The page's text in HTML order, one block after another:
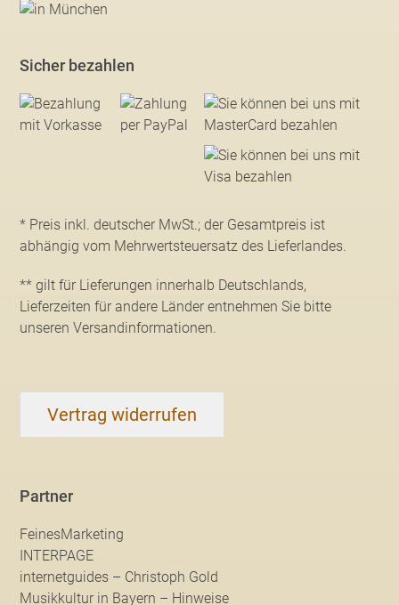
Sicher bezahlen
* Preis inkl. deutscher MwSt.; der Gesamtpreis ist
abhängig vom Mehrwertsteuersatz des Lieferlandes.
** gilt für Lieferungen innerhalb Deutschlands,
Lieferzeiten für andere Länder entnehmen Sie bitte
unseren Versandinformationen.
Vertrag widerrufen
Partner
FeinesMarketing
INTERPAGE
internetguides – Christoph Gold
Musikkultur in Bayern – Hinweise